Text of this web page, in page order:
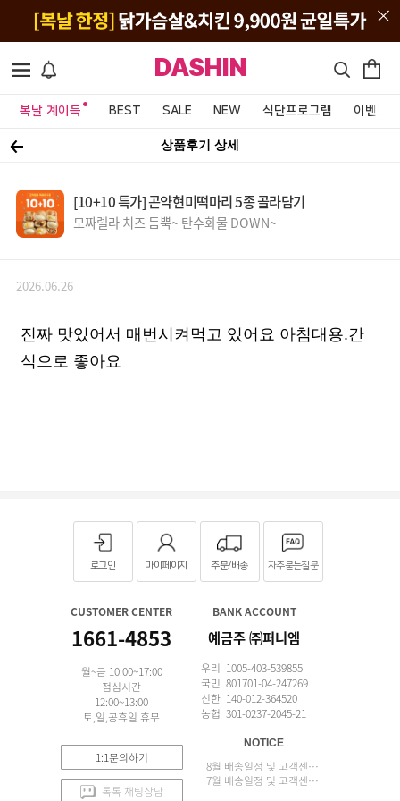
DASHIN
복날 계이득 BEST SALE NEW 식단프로그램 이벤트&
상품후기 상세
[10+10 특가] 곤약현미떡마리 5종 골라담기
모짜렐라 치즈 듬뿍~ 탄수화물 DOWN~
2026.06.26
진짜 맛있어서 매번시켜먹고 있어요 아침대용.간
식으로 좋아요
로그인 마이페이지 주문/배송 자주묻는질문
CUSTOMER CENTER
1661-4853
월~금 10:00~17:00
점심시간
12:00~13:00
토,일,공휴일 휴무
1:1문의하기
톡톡 채팅상담
BANK ACCOUNT
예금주 ㈜퍼니엠
우리 1005-403-539855
국민 801701-04-247269
신한 140-012-364520
농협 301-0237-2045-21
NOTICE
8월 배송일정 및 고객센터 업무 안내
7월 배송일정 및 고객센터 업무 안내